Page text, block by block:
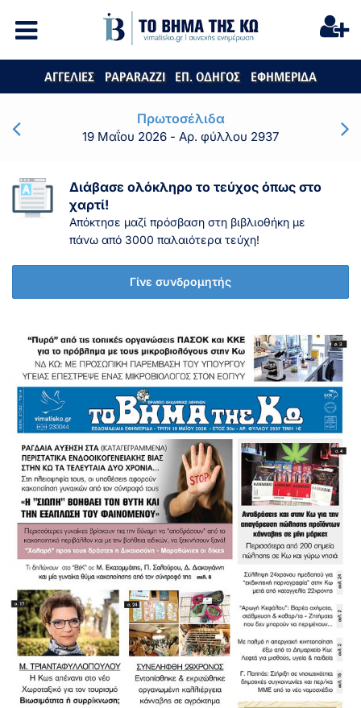
ΑΓΓΕΛΙΕΣ PAPARAZZI ΕΠ. ΟΔΗΓΟΣ ΕΦΗΜΕΡΙΔΑ
Πρωτοσέλιδα
19 Μαΐου 2026 - Αρ. φύλλου 2937
Διάβασε ολόκληρο το τεύχος όπως στο
χαρτί!
Απόκτησε μαζί πρόσβαση στη βιβλιοθήκη με
πάνω από 3000 παλαιότερα τεύχη!
Γίνε συνδρομητής